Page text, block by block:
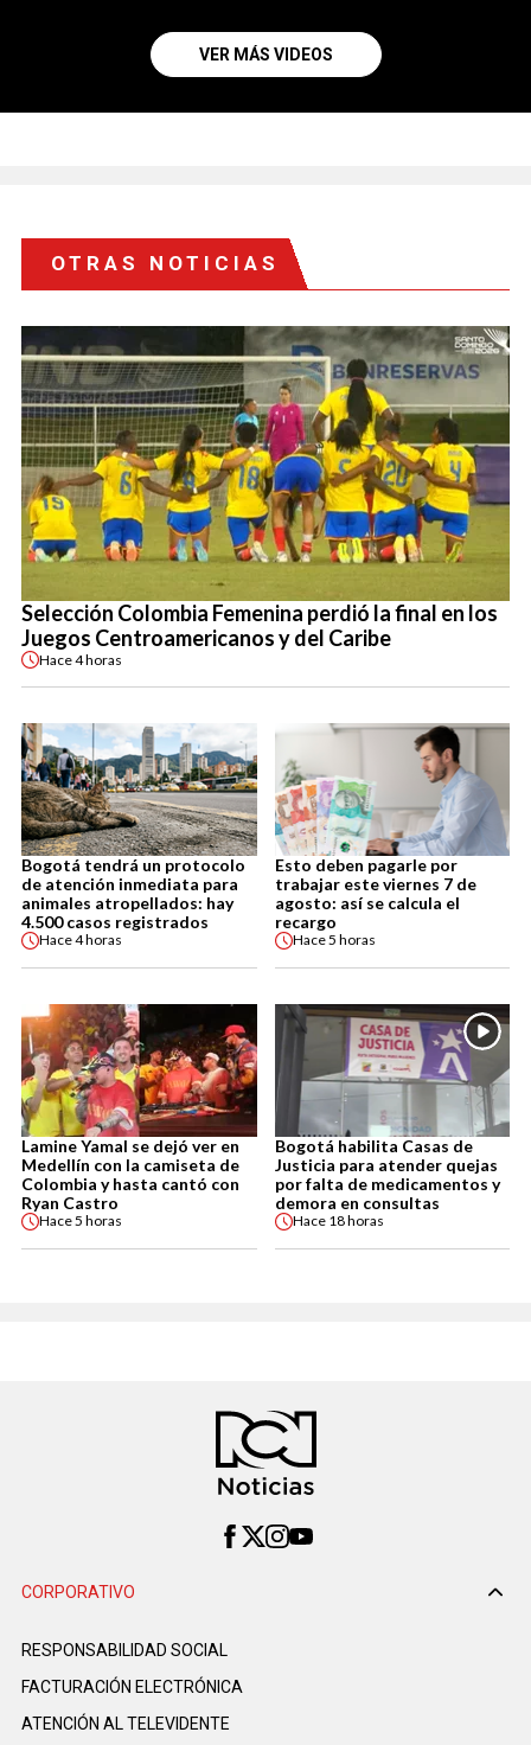
VER MÁS VIDEOS
OTRAS NOTICIAS
Selección Colombia Femenina perdió la final en los
Juegos Centroamericanos y del Caribe
Hace4 horas
Bogotá tendrá un protocolo
de atención inmediata para
animales atropellados: hay
4.500 casos registrados
Hace4 horas
Esto deben pagarle por
trabajar este viernes 7 de
agosto: así se calcula el
recargo
Hace5 horas
Lamine Yamal se dejó ver en
Medellín con la camiseta de
Colombia y hasta cantó con
Ryan Castro
Hace5 horas
Bogotá habilita Casas de
Justicia para atender quejas
por falta de medicamentos y
demora en consultas
Hace 18 horas
CORPORATIVO
RESPONSABILIDAD SOCIAL
FACTURACIÓN ELECTRÓNICA
ATENCIÓN AL TELEVIDENTE